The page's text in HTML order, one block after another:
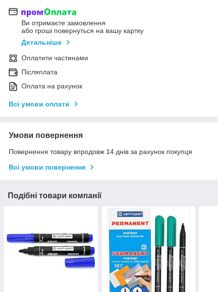
Ви отримаєте замовлення
або гроші повернуться на вашу картку
Детальніше
Оплатити частинами
Післяплата
Оплата на рахунок
Всі умови оплати
Умови повернення
Повернення товару впродовж 14 днів за рахунок покупця
Всі умови повернення
Подібні товари компанії